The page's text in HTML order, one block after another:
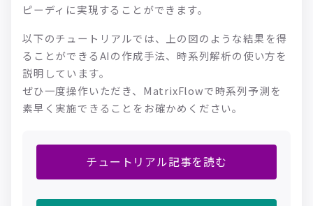
ピーディに実現することができます。
以下のチュートリアルでは、上の図のような結果を得
ることができるAIの作成手法、時系列解析の使い方を
説明しています。
ぜひ一度操作いただき、MatrixFlowで時系列予測を
素早く実施できることをお確かめください。
チュートリアル記事を読む